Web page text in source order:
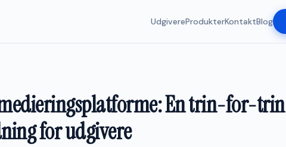
UdgivereProdukterKontaktBlog
En trin-for-trin
for udgivere